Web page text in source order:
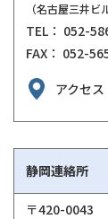
（名古屋三井ビ
TEL： 052-
FAX： 052-
アクセス
静岡連絡所
〒420-0043